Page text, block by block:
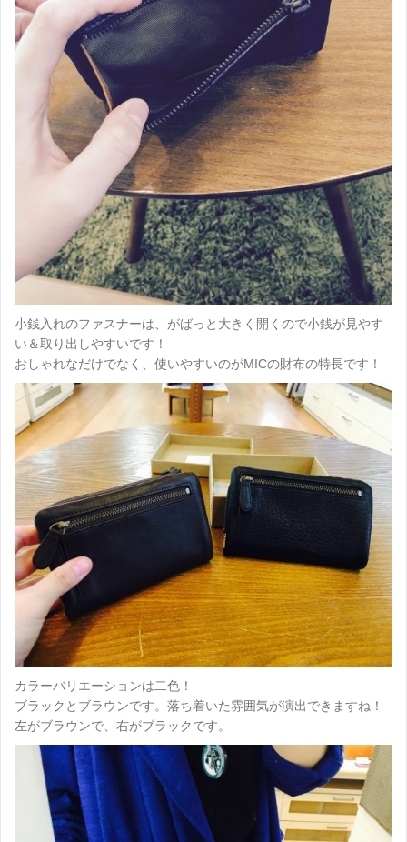
小銭入れのファスナーは、がばっと大きく開くので小銭が見やす
い＆取り出しやすいです！
おしゃれなだけでなく、使いやすいのがMICの財布の特長です！
カラーバリエーションは二色！
ブラックとブラウンです。落ち着いた雰囲気が演出できますね！
左がブラウンで、右がブラックです。